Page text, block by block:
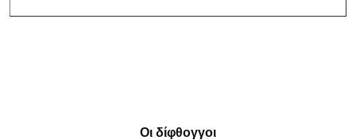
Οι δίφθογγοι